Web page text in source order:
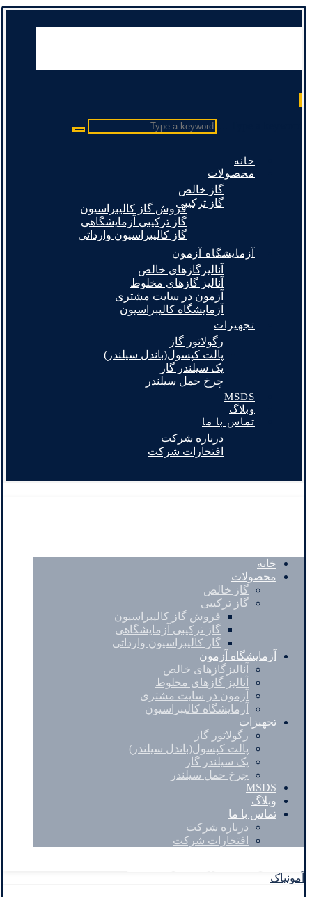
خانه
محصولات
گاز خالص
گاز ترکیبیفروش گاز کالیبراسیون
گاز ترکیبی آزمایشگاهی
گاز کالیبراسیون وارداتی
آزمایشگاه آزمون
آنالیزگازهای خالص
آنالیز گازهای مخلوط
آزمون در سایت مشتری
آزمایشگاه کالیبراسیون
تجهیزات
رگولاتور گاز
پالت کپسول(باندل سیلندر)
پک سیلندر گاز
چرخ حمل سیلندر
MSDS
وبلاگ
تماس با ما
درباره شرکت
افتخارات شرکت
خانه
محصولات
گاز خالص
گاز ترکیبی
فروش گاز کالیبراسیون
گاز ترکیبی آزمایشگاهی
گاز کالیبراسیون وارداتی
آزمایشگاه آزمون
آنالیزگازهای خالص
آنالیز گازهای مخلوط
آزمون در سایت مشتری
آزمایشگاه کالیبراسیون
تجهیزات
رگولاتور گاز
پالت کپسول(باندل سیلندر)
پک سیلندر گاز
چرخ حمل سیلندر
MSDS
وبلاگ
تماس با ما
درباره شرکت
افتخارات شرکت
آمونیاک